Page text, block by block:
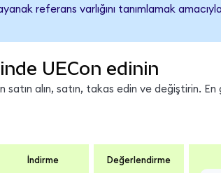
referans varlığını tanımlamak
UECon edinin
satın alın, satın, takas edin ve değiştirin. En
İndirme Değerlendirme